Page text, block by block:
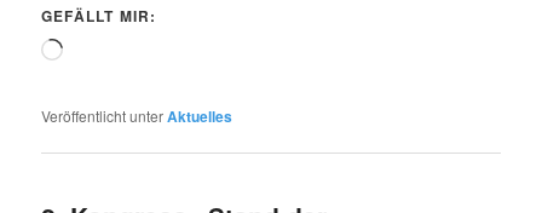
GEFÄLLT MIR:
Wird
Veröffentlicht unterAktuelles